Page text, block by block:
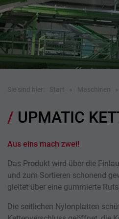
Sie sind hier: Start Maschinen
UPMATIC
Aus eins mach zwei!
Das Produkt wird über die
und zum Sortieren schonend
gleitet über eine gummierte
Die seitlichen Nylonplatten